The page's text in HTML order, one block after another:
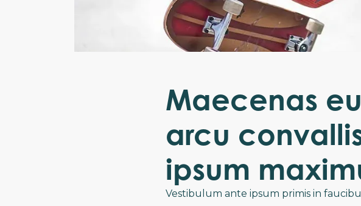
Maecenas
arcu
ipsum
Vestibulum ante ipsum primis in